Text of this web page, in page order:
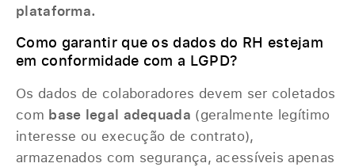
plataforma.
Como garantir que os dados do RH estejam
em conformidade com a LGPD?
Os dados de colaboradores devem ser coletados
com base legal adequada (geralmente legítimo
interesse ou execução de contrato),
armazenados com segurança, acessíveis apenas